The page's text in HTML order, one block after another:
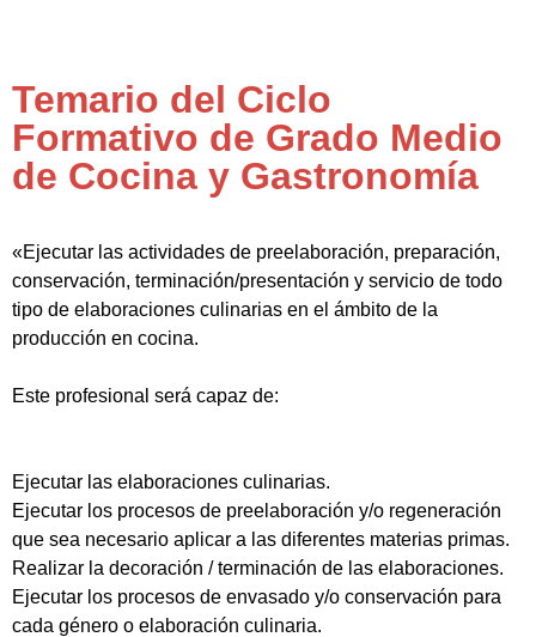
Temario del Ciclo
Formativo de Grado Medio
de Cocina y Gastronomía
«Ejecutar las actividades de preelaboración, preparación,
conservación, terminación/presentación y servicio de todo
tipo de elaboraciones culinarias en el ámbito de la
producción en cocina.
Este profesional será capaz de:
Ejecutar las elaboraciones culinarias.
Ejecutar los procesos de preelaboración y/o regeneración
que sea necesario aplicar a las diferentes materias primas.
Realizar la decoración / terminación de las elaboraciones.
Ejecutar los procesos de envasado y/o conservación para
cada género o elaboración culinaria.